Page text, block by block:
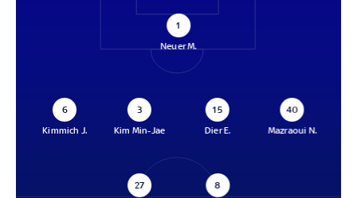
1
Neuer M.
6
Kimmich J.
3
Kim Min-Jae
15
Dier E.
40
Mazraoui N.
27
8